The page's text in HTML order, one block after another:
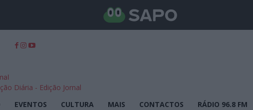
EVENTOS CULTURA MAIS CONTACTOS RÁDIO 96.8 FM